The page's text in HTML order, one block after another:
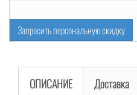
Запросить персональную скидку
ОПИСАНИЕ Доставка